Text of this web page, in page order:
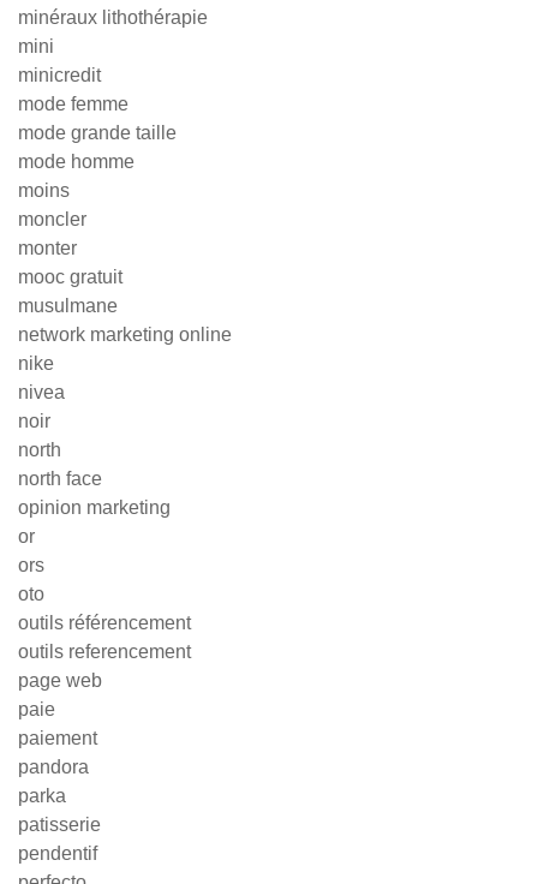
minéraux lithothérapie
mini
minicredit
mode femme
mode grande taille
mode homme
moins
moncler
monter
mooc gratuit
musulmane
network marketing online
nike
nivea
noir
north
north face
opinion marketing
or
ors
oto
outils référencement
outils referencement
page web
paie
paiement
pandora
parka
patisserie
pendentif